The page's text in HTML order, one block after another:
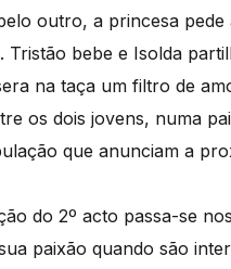
outro, a princesa
Tristão bebe e Isolda
na taça um filtro de
os dois jovens, numa
que anunciam a
do 2º acto passa-se
paixão quando são